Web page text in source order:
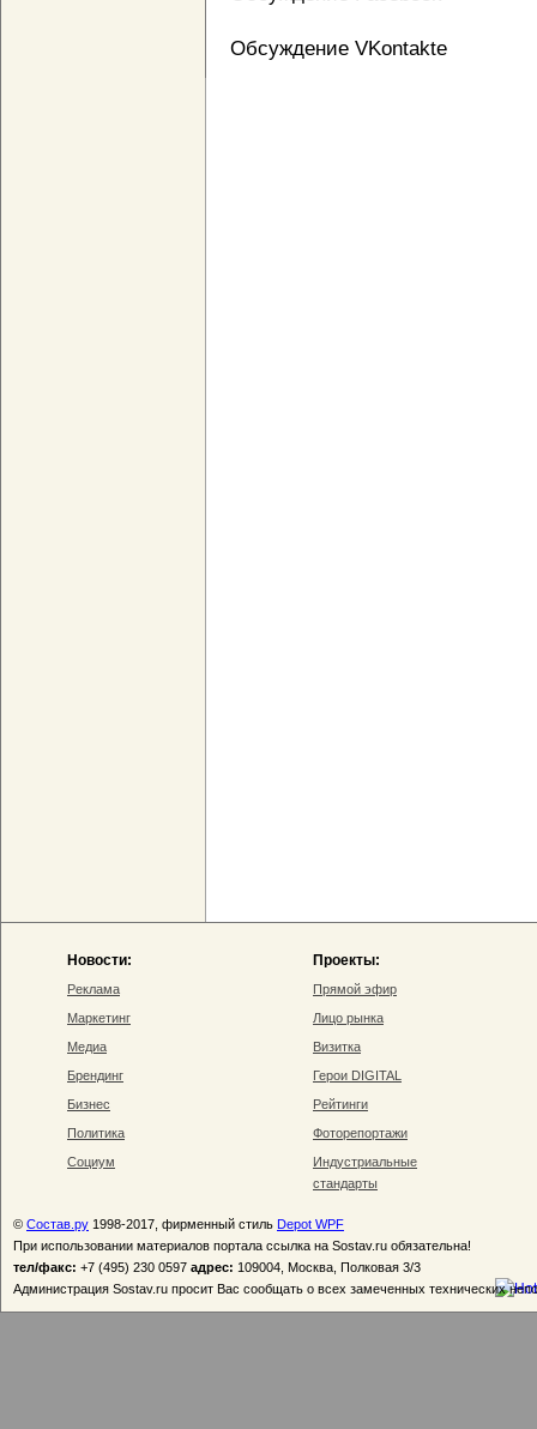
Обсуждение VKontakte
Новости:
Реклама
Маркетинг
Медиа
Брендинг
Бизнес
Политика
Социум
Проекты:
Прямой эфир
Лицо рынка
Визитка
Герои DIGITAL
Рейтинги
Фоторепортажи
Индустриальные
стандарты
© Состав.ру 1998-2017, фирменный стиль Depot WPF
При использовании материалов портала ссылка на Sostav.ru обязательна!
тел/факс: +7 (495) 230 0597 адрес: 109004, Москва, Полковая 3/3
Администрация Sostav.ru просит Вас сообщать о всех замеченных технических